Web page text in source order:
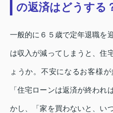
の返済はどうする
一般的に６５歳で定年退職を
は収入が減ってしまうと、住
ょうか。不安になるお客様
「住宅ローンは返済が終われ
かし、「家を買わないと、い